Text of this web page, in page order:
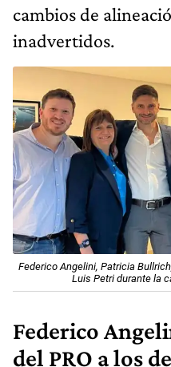
cambios de
inadvertidos.
Federico Angelini, Patricia
Luis Petri durante la
Federico
del PRO a los